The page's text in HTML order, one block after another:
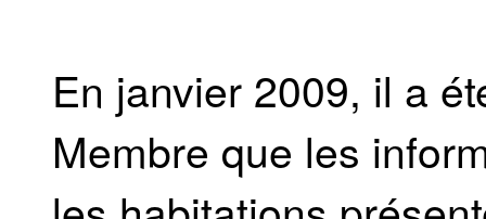
En janvier 2009, il a
Membre que les